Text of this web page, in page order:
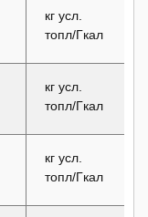
кг усл.
топл/Гкал
кг усл.
топл/Гкал
кг усл.
топл/Гкал